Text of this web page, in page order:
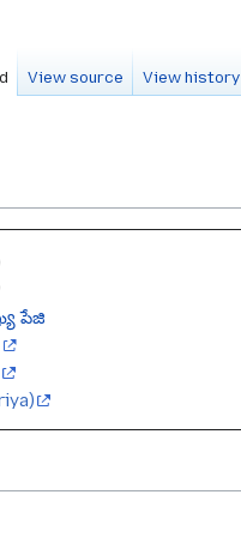
పేజి
View source View history